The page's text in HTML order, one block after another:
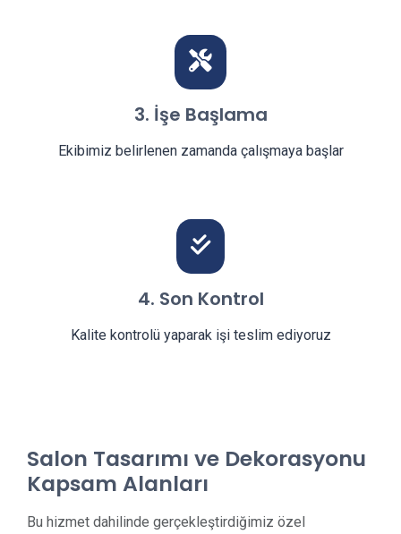
3. İşe Başlama
Ekibimiz belirlenen zamanda çalışmaya başlar
4. Son Kontrol
Kalite kontrolü yaparak işi teslim ediyoruz
Salon Tasarımı ve Dekorasyonu
Kapsam Alanları
Bu hizmet dahilinde gerçekleştirdiğimiz özel